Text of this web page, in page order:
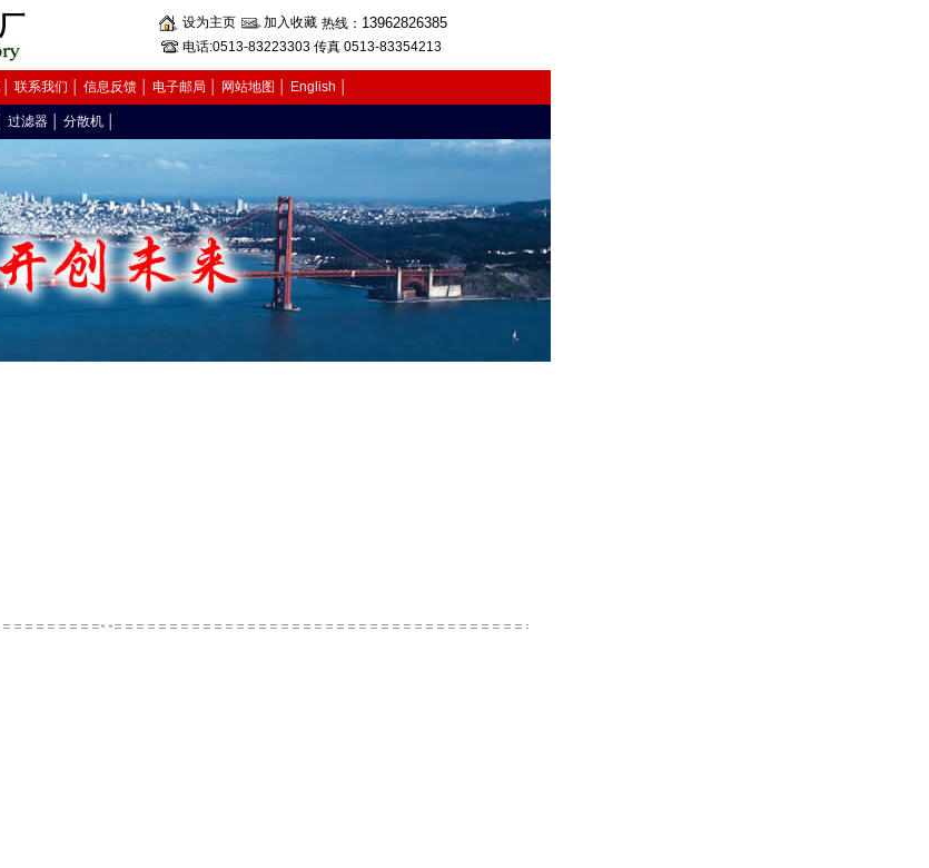
设为主页 加入收藏 热线： 13962826385
电话:0513-83223303 传真 0513-83354213
联系我们 信息反馈 电子邮局 网站地图 English
过滤器 分散机